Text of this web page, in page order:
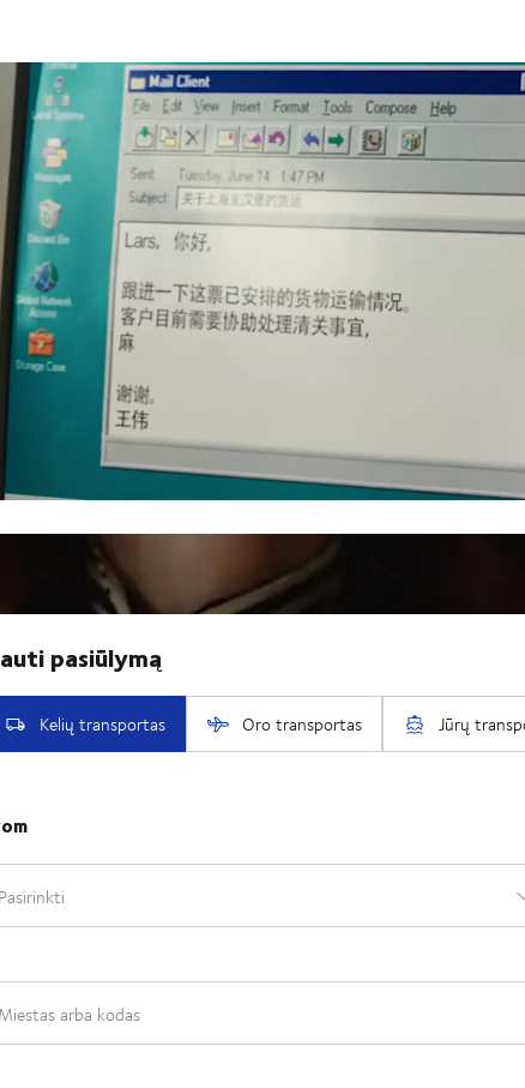
paslaugų, logistikos sprendimų, projektinio transporto ir